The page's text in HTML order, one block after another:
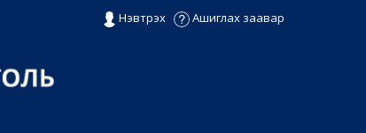
Нэвтрэх Ашиглах заавар